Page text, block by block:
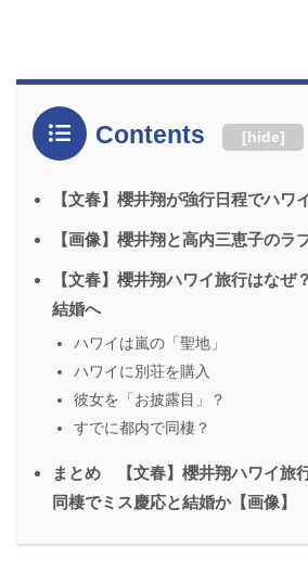
Contents [hide]
【文春】櫻井翔が強行日程でハワ
【画像】櫻井翔と高内三恵子のラ
【文春】櫻井翔ハワイ旅行はなぜ
結婚へ
ハワイは嵐の「聖地」
ハワイに別荘を購入
彼女を「お披露目」？
すでに都内で同棲？
まとめ 【文春】櫻井翔ハワイ旅
同棲でミス慶応と結婚か【画像】